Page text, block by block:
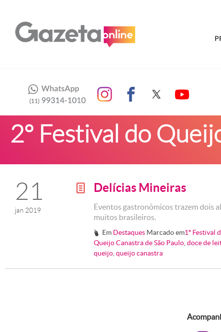
2º Festival do
21
jan 2019
g Delícias Mineiras
Eventos gastronômicos trazem dois
muitos brasileiros.
# Em Destaques Marcado em1º Festival
Queijo Canastra de São Paulo doce de
queijo queijo canastra